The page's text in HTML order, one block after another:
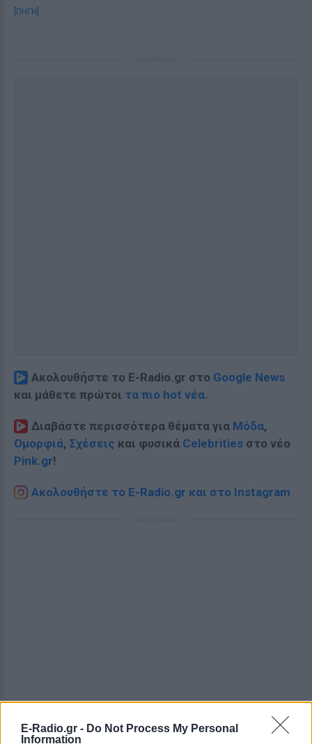
E-Radio.gr - Do Not Process My Personal
Information
[ΠΗΓΗ]
Ακολουθήστε το E-Radio.gr στο Google News
και μάθετε πρώτοι τα πιο hot νέα.
Διαβάστε περισσότερα θέματα για Μόδα,
Ομορφιά, Σχέσεις και φυσικά Celebrities στο νέο
Pink.gr!
Ακολουθήστε το E-Radio.gr και στο Instagram